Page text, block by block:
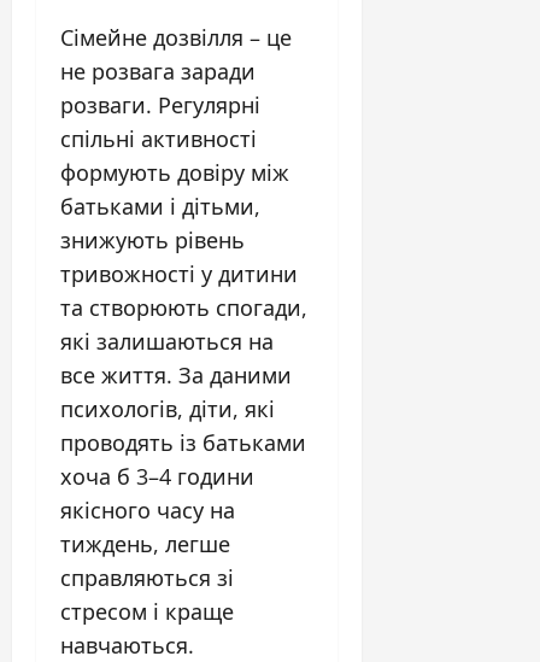
Сімейне дозвілля – це
не розвага заради
розваги. Регулярні
спільні активності
формують довіру між
батьками і дітьми,
знижують рівень
тривожності у дитини
та створюють спогади,
які залишаються на
все життя. За даними
психологів, діти, які
проводять із батьками
хоча б 3–4 години
якісного часу на
тиждень, легше
справляються зі
стресом і краще
навчаються.